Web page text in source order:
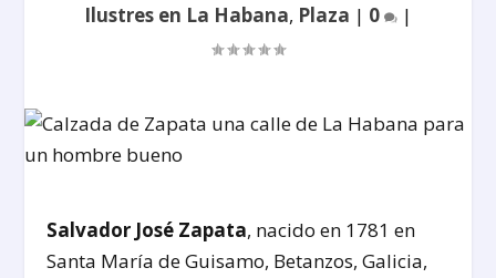
Ilustres en La Habana, Plaza | 0 |
Salvador José Zapata, nacido en 1781 en
Santa María de Guisamo, Betanzos, Galicia,